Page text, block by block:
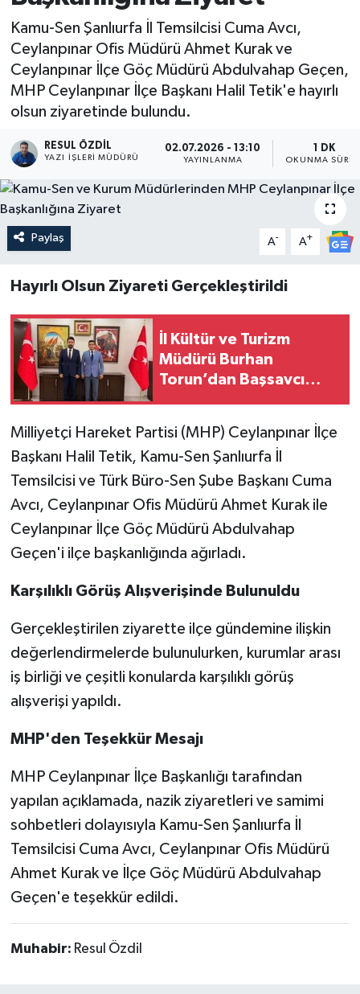
Kamu-Sen Şanlıurfa İl Temsilcisi Cuma Avcı,
Ceylanpınar Ofis Müdürü Ahmet Kurak ve
Ceylanpınar İlçe Göç Müdürü Abdulvahap Geçen,
MHP Ceylanpınar İlçe Başkanı Halil Tetik'e hayırlı
olsun ziyaretinde bulundu.
RESUL ÖZDIL
YAZI İŞLERI MÜDÜRÜ
02.07.2026 - 13:10
YAYINLANMA
1 DK
OKUNMA
Paylaş A- A+
Hayırlı Olsun Ziyareti Gerçekleştirildi
İl Kültür ve Turizm
Müdürü Burhan
Torun’dan Başsavcı
Milliyetçi Hareket Partisi (MHP) Ceylanpınar İlçe
Başkanı Halil Tetik, Kamu-Sen Şanlıurfa İl
Temsilcisi ve Türk Büro-Sen Şube Başkanı Cuma
Avcı, Ceylanpınar Ofis Müdürü Ahmet Kurak ile
Ceylanpınar İlçe Göç Müdürü Abdulvahap
Geçen'i ilçe başkanlığında ağırladı.
Karşılıklı Görüş Alışverişinde Bulunuldu
Gerçekleştirilen ziyarette ilçe gündemine ilişkin
değerlendirmelerde bulunulurken, kurumlar arası
iş birliği ve çeşitli konularda karşılıklı görüş
alışverişi yapıldı.
MHP'den Teşekkür Mesajı
MHP Ceylanpınar İlçe Başkanlığı tarafından
yapılan açıklamada, nazik ziyaretleri ve samimi
sohbetleri dolayısıyla Kamu-Sen Şanlıurfa İl
Temsilcisi Cuma Avcı, Ceylanpınar Ofis Müdürü
Ahmet Kurak ve İlçe Göç Müdürü Abdulvahap
Geçen'e teşekkür edildi.
Muhabir: Resul Özdil